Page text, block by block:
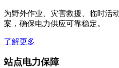
为野外作业、灾害救援、临时活
案，确保电力供应可靠稳定。
了解更多
站点电力保障